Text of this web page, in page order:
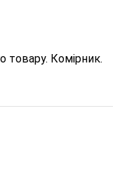
товару. Комірник.